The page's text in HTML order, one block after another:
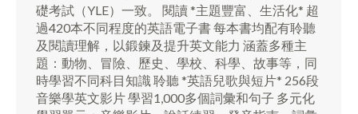
礎考試（YLE）一致。 閱讀 *主題豐富、生活化* 超
過420本不同程度的英語電子書 每本書均配有聆聽
及閱讀理解，以鍛鍊及提升英文能力 涵蓋多種主
題：動物、冒險、歷史、學校、科學、故事等，同
時學習不同科目知識 聆聽 *英語兒歌與短片* 256段
音樂學英文影片 學習1,000多個詞彙和句子 多元化